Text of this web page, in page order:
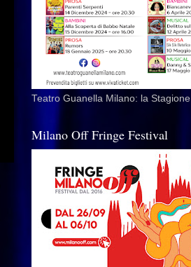
Teatro Guanella Milano: la Stagione
Milano Off Fringe Festival